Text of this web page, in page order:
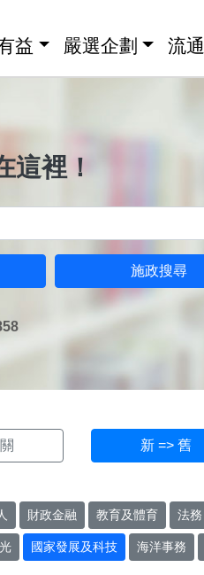
益 嚴選企劃 流
這裡！
施政搜尋
新 => 舊
財政金融 教育及體育 法務
國家發展及科技 海洋事務